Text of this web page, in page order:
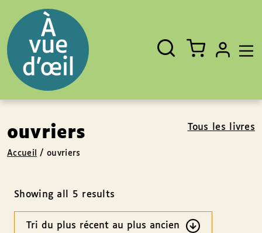
Fermer
Rechercher
un
livre,
un
auteur,
un
EAN
ouvriers Tous les livres
Accueil /ouvriers
Showing all 5 results
Ordre